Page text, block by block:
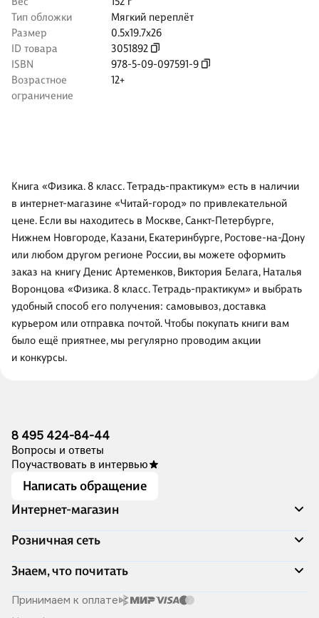
Тип обложки
Мягкий переплёт
Размер
0.5x19.7x26
ID товара
3051892
ISBN
978-5-09-097591-9
Возрастное
ограничение
12+
Книга «Физика. 8 класс. Тетрадь-практикум» есть в наличии
в интернет-магазине «Читай-город» по привлекательной
цене. Если вы находитесь в Москве, Санкт-Петербурге,
Нижнем Новгороде, Казани, Екатеринбурге, Ростове-на-Дону
или любом другом регионе России, вы можете оформить
заказ на книгу Денис Артеменков, Виктория Белага, Наталья
Воронцова «Физика. 8 класс. Тетрадь-практикум» и выбрать
удобный способ его получения: самовывоз, доставка
курьером или отправка почтой. Чтобы покупать книги вам
было ещё приятнее, мы регулярно проводим акции
и конкурсы.
8 495 424-84-44
Вопросы и ответы
Поучаствовать в интервью
Написать обращение
Интернет-магазин
Акции
Доставка и оплата
Программа лояльности
Подарочные сертификаты
Правила продажи
Розничная сеть
Адреса магазинов
Книжный Дозор
О компании
Читай-город для бизнеса
Знаем, что почитать
Скоро в продаже
Принимаем к оплате